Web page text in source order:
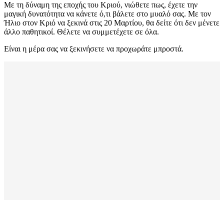
Με τη δύναμη της εποχής του Κριού, νιώθετε πως, έχετε την
μαγική δυνατότητα να κάνετε ό,τι βάλετε στο μυαλό σας. Με τον
Ήλιο στον Κριό να ξεκινά στις 20 Μαρτίου, θα δείτε ότι δεν μένετε
άλλο παθητικοί. Θέλετε να συμμετέχετε σε όλα.
Είναι η μέρα σας να ξεκινήσετε να προχωράτε μπροστά.